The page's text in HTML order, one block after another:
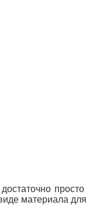
материала